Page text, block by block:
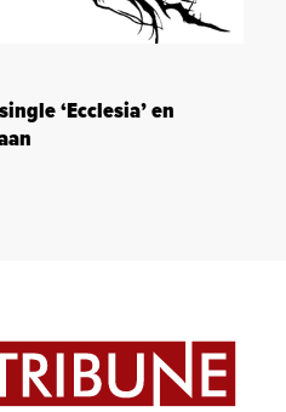
‘Ecclesia’ en